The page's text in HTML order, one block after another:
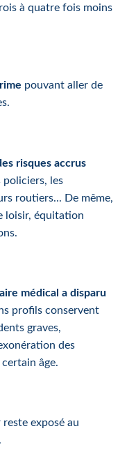
à quatre fois moins
pouvant aller de
risques accrus
policiers, les
routiers... De même,
loisir, équitation
médical a disparu
profils conservent
graves,
des
âge.
exposé au